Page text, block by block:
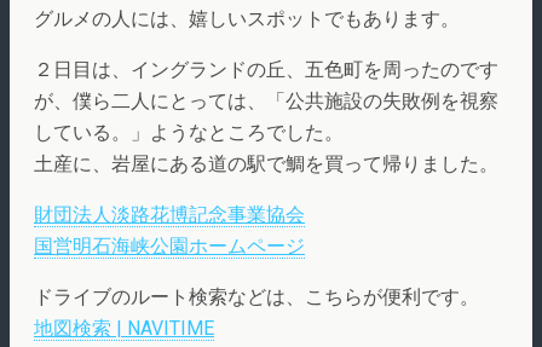
グルメの人には、嬉しいスポットでもあります。
２日目は、イングランドの丘、五色町を周ったのです
が、僕ら二人にとっては、「公共施設の失敗例を視察
している。」ようなところでした。
土産に、岩屋にある道の駅で鯛を買って帰りました。
財団法人淡路花博記念事業協会
国営明石海峡公園ホームページ
ドライブのルート検索などは、こちらが便利です。
地図検索 | NAVITIME